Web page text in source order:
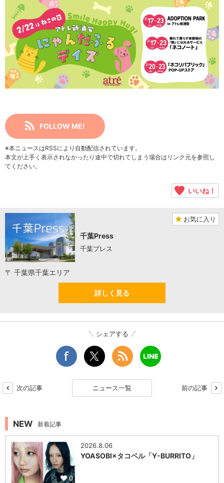
FOLLOW ME!
※本ニュースはRSSにより自動配信されています。
本文が上手く表示されなかったり途中で切れてしまう場合はリンク元を参照し
てください。
いいね！
お気に入り
千葉Press
千葉プレス
〒 千葉県千葉エリア
詳しく見る
シェアする
次の記事 ニュース一覧 前の記事
NEW 新着記事
0
2026.8.06
YOASOBI×タコベル「Y-BURRITO」